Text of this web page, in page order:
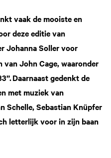
vaak de mooiste en
deze editie van
Johanna Soller voor
John Cage, waaronder
Daarnaast gedenkt de
met muziek van
Schelle, Sebastian Knüpfer
letterlijk voor in zijn baan